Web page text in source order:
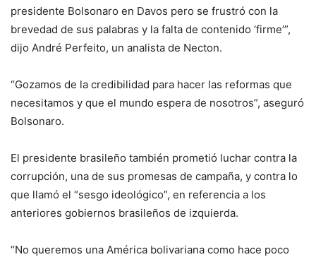
presidente Bolsonaro en Davos pero se frustró con la
brevedad de sus palabras y la falta de contenido ‘firme’”,
dijo André Perfeito, un analista de Necton.
“Gozamos de la credibilidad para hacer las reformas que
necesitamos y que el mundo espera de nosotros”, aseguró
Bolsonaro.
El presidente brasileño también prometió luchar contra la
corrupción, una de sus promesas de campaña, y contra lo
que llamó el “sesgo ideológico”, en referencia a los
anteriores gobiernos brasileños de izquierda.
“No queremos una América bolivariana como hace poco